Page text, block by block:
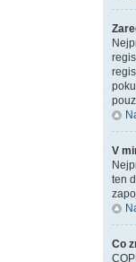
V
ten
Co